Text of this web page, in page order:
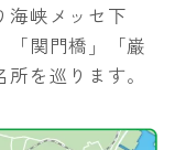
海峡メッセ下
「関門橋」「巌
を巡ります。